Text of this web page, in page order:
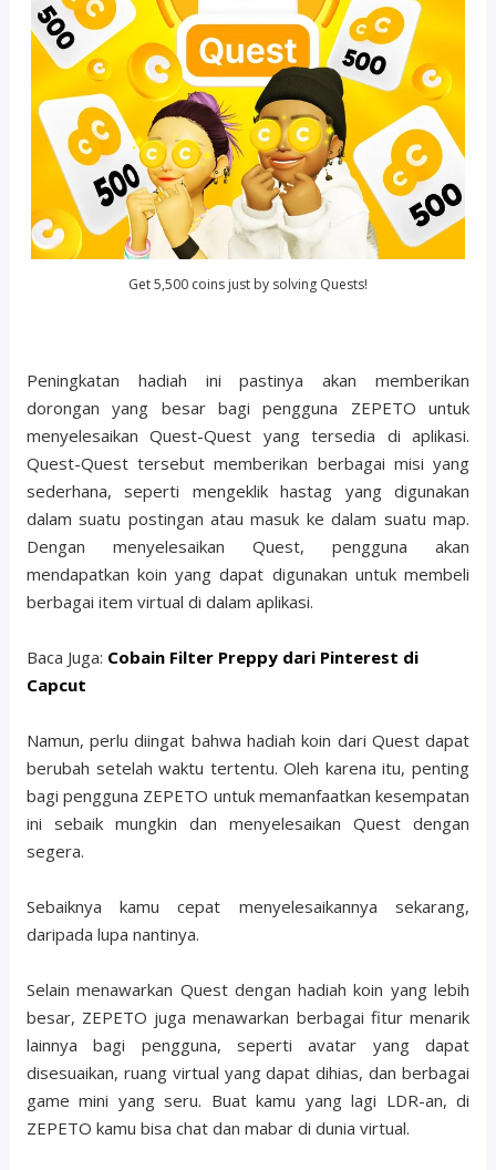
Get 5,500 coins just by solving Quests!
Peningkatan hadiah ini pastinya akan memberikan
dorongan yang besar bagi pengguna ZEPETO untuk
menyelesaikan Quest-Quest yang tersedia di aplikasi.
Quest-Quest tersebut memberikan berbagai misi yang
sederhana, seperti mengeklik hastag yang digunakan
dalam suatu postingan atau masuk ke dalam suatu map.
Dengan menyelesaikan Quest, pengguna akan
mendapatkan koin yang dapat digunakan untuk membeli
berbagai item virtual di dalam aplikasi.
Baca Juga: Cobain Filter Preppy dari Pinterest di
Capcut
Namun, perlu diingat bahwa hadiah koin dari Quest dapat
berubah setelah waktu tertentu. Oleh karena itu, penting
bagi pengguna ZEPETO untuk memanfaatkan kesempatan
ini sebaik mungkin dan menyelesaikan Quest dengan
segera.
Sebaiknya kamu cepat menyelesaikannya sekarang,
daripada lupa nantinya.
Selain menawarkan Quest dengan hadiah koin yang lebih
besar, ZEPETO juga menawarkan berbagai fitur menarik
lainnya bagi pengguna, seperti avatar yang dapat
disesuaikan, ruang virtual yang dapat dihias, dan berbagai
game mini yang seru. Buat kamu yang lagi LDR-an, di
ZEPETO kamu bisa chat dan mabar di dunia virtual.